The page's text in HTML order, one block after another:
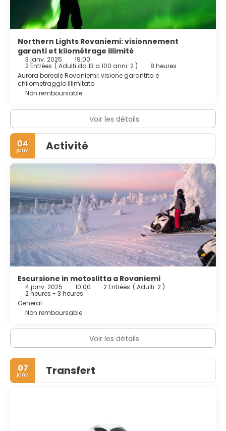
Northern Lights Rovaniemi: visionnement
garanti et kilométrage illimité
3 janv. 2025 19:00
2 Entrées ( Adulti da 13 a 100 anni: 2 )
8 heures
Aurora boreale Rovaniemi: visione garantita e
chilometraggio illimitato
Non remboursable
Voir les détails
04
janv. Activité
Escursione in motoslitta a Rovaniemi
4 janv. 2025 10:00 2 Entrées ( Adulti: 2 )
2 heures - 3 heures
General
Non remboursable
Voir les détails
07
janv. Transfert